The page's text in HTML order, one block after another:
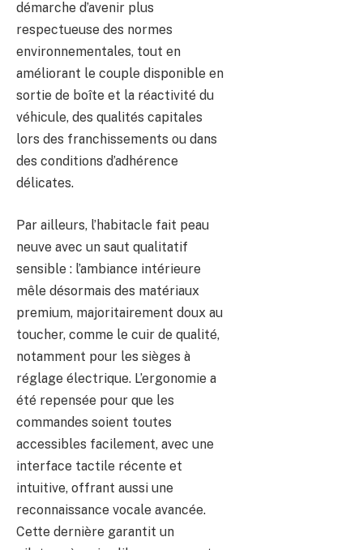
démarche d’avenir plus
respectueuse des normes
environnementales, tout en
améliorant le couple disponible en
sortie de boîte et la réactivité du
véhicule, des qualités capitales
lors des franchissements ou dans
des conditions d’adhérence
délicates.
Par ailleurs, l’habitacle fait peau
neuve avec un saut qualitatif
sensible : l’ambiance intérieure
mêle désormais des matériaux
premium, majoritairement doux au
toucher, comme le cuir de qualité,
notamment pour les sièges à
réglage électrique. L’ergonomie a
été repensée pour que les
commandes soient toutes
accessibles facilement, avec une
interface tactile récente et
intuitive, offrant aussi une
reconnaissance vocale avancée.
Cette dernière garantit un